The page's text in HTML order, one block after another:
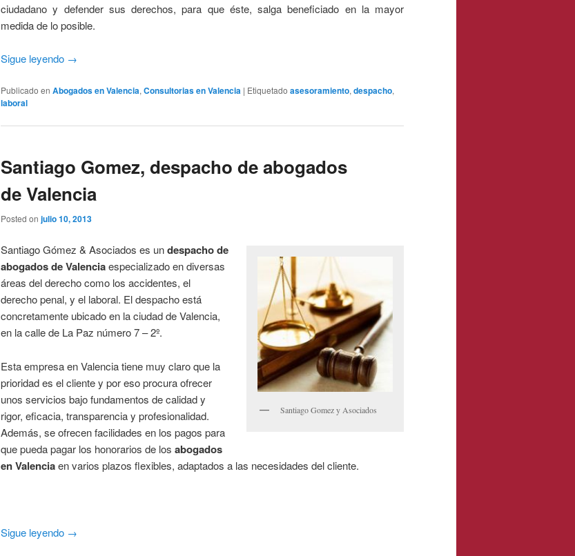
ciudadano y defender sus derechos, para que éste, salga beneficiado en la mayor
medida de lo posible.
Sigue leyendo →
Publicado en Abogados en Valencia, Consultorias en Valencia | Etiquetado asesoramiento, despacho,
laboral
Santiago Gomez, despacho de abogados
de Valencia
Posted on julio 10, 2013
Santiago Gomez y Asociados
Santiago Gómez & Asociados es undespacho de
abogados de Valenciaespecializado en diversas
áreas del derecho como los accidentes, el
derecho penal, y el laboral. El despacho está
concretamente ubicado en la ciudad de Valencia,
en la calle de La Paz número 7 – 2º.
Esta empresa en Valencia tiene muy claro que la
prioridad es el cliente y por eso procura ofrecer
unos servicios bajo fundamentos de calidad y
rigor, eficacia, transparencia y profesionalidad.
Además, se ofrecen facilidades en los pagos para
que pueda pagar los honorarios de los abogados
en Valenciaen varios plazos flexibles, adaptados a las necesidades del cliente.
Sigue leyendo →